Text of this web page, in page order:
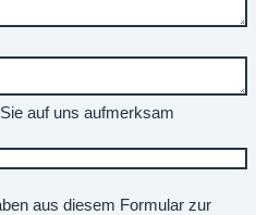
auf uns aufmerksam
aus diesem Formular zur